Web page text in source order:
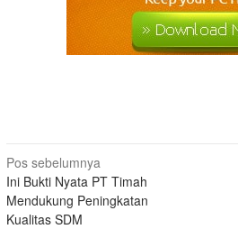
Pos sebelumnya
Ini Bukti Nyata PT Timah
Mendukung Peningkatan
Kualitas SDM